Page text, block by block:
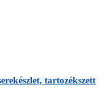
tartozékszett